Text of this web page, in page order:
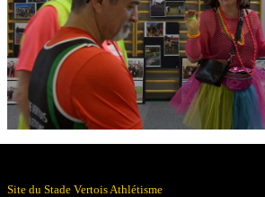
Partenaires
Photos▼
Site du Stade Vertois Athlétisme